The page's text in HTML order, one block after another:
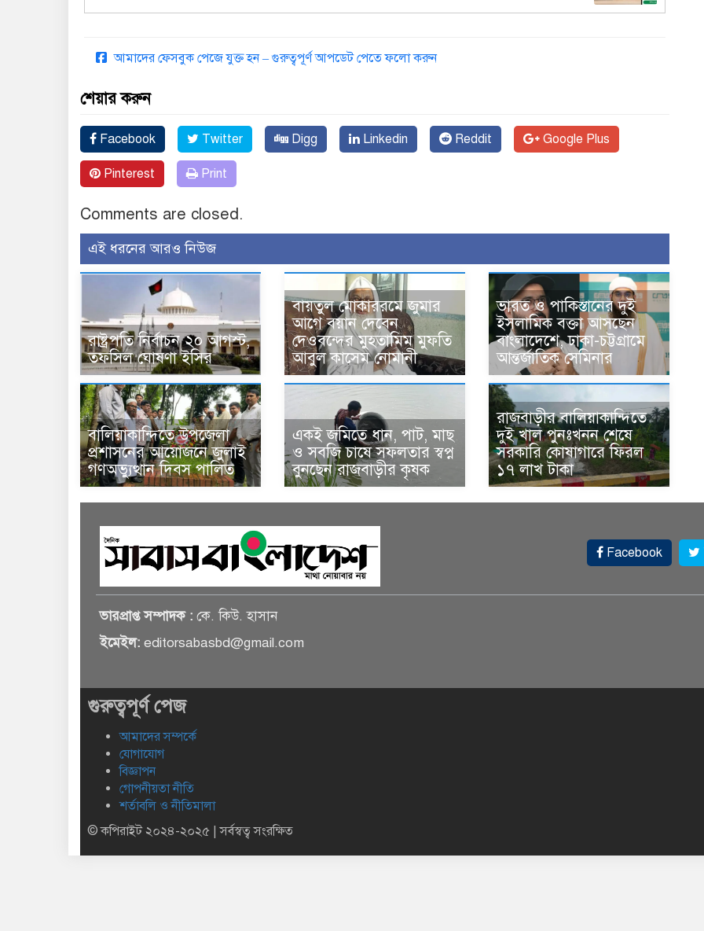
আমাদের ফেসবুক পেজে যুক্ত হন – গুরুত্বপূর্ণ আপডেট পেতে ফলো করুন
শেয়ার করুন
Facebook Twitter Digg Linkedin Reddit Google Plus
Pinterest Print
Comments are closed.
এই ধরনের আরও নিউজ
রাষ্ট্রপতি নির্বাচন ২০ আগস্ট,
তফসিল ঘোষণা ইসির
বায়তুল মোকাররমে জুমার
আগে বয়ান দেবেন
দেওবন্দের মুহতামিম মুফতি
আবুল কাসেম নোমানী
ভারত ও পাকিস্তানের দুই
ইসলামিক বক্তা আসছেন
বাংলাদেশে, ঢাকা-চট্টগ্রামে
আন্তর্জাতিক সেমিনার
বালিয়াকান্দিতে উপজেলা
প্রশাসনের আয়োজনে জুলাই
গণঅভ্যুত্থান দিবস পালিত
একই জমিতে ধান, পাট, মাছ
ও সবজি চাষে সফলতার স্বপ্ন
বুনছেন রাজবাড়ীর কৃষক
রাজবাড়ীর বালিয়াকান্দিতে
দুই খাল পুনঃখনন শেষে
সরকারি কোষাগারে ফিরল
১৭ লাখ টাকা
Facebook
ভারপ্রাপ্ত সম্পাদক : কে. কিউ. হাসান
ইমেইল: editorsabasbd@gmail.com
গুরুত্বপূর্ণ পেজ
আমাদের সম্পর্কে
যোগাযোগ
বিজ্ঞাপন
গোপনীয়তা নীতি
শর্তাবলি ও নীতিমালা
© কপিরাইট ২০২৪-২০২৫ | সর্বস্বত্ব সংরক্ষিত